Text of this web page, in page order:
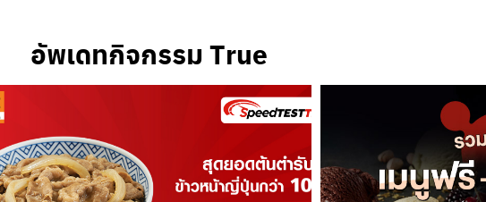
อัพเดทกิจกรรม True